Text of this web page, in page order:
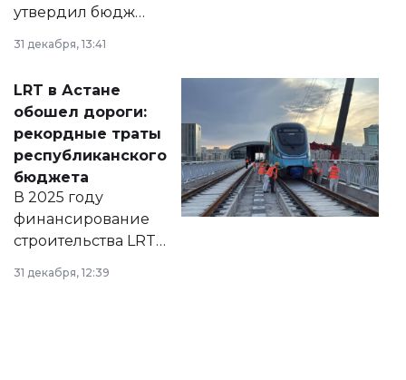
утвердил бюджет
города на 2026–
2028 годы.
документ
появился в базе
нормативных
правовых актов и
на сайте маслихат
города.
31 декабря, 13:41
LRT в Астане
обошел дороги:
рекордные траты
республиканского
бюджета
В 2025 году
финансирование
строительства LRT
в Астане из
республиканского
31 декабря, 12:39